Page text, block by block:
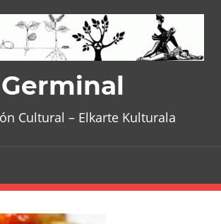
Germinal
Cultural – Elkarte Kulturala